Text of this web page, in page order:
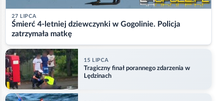
27 LIPCA
Śmierć 4-letniej dziewczynki w Gogolinie. Policja
zatrzymała matkę
15 LIPCA
Tragiczny finał porannego zdarzenia w
Lędzinach